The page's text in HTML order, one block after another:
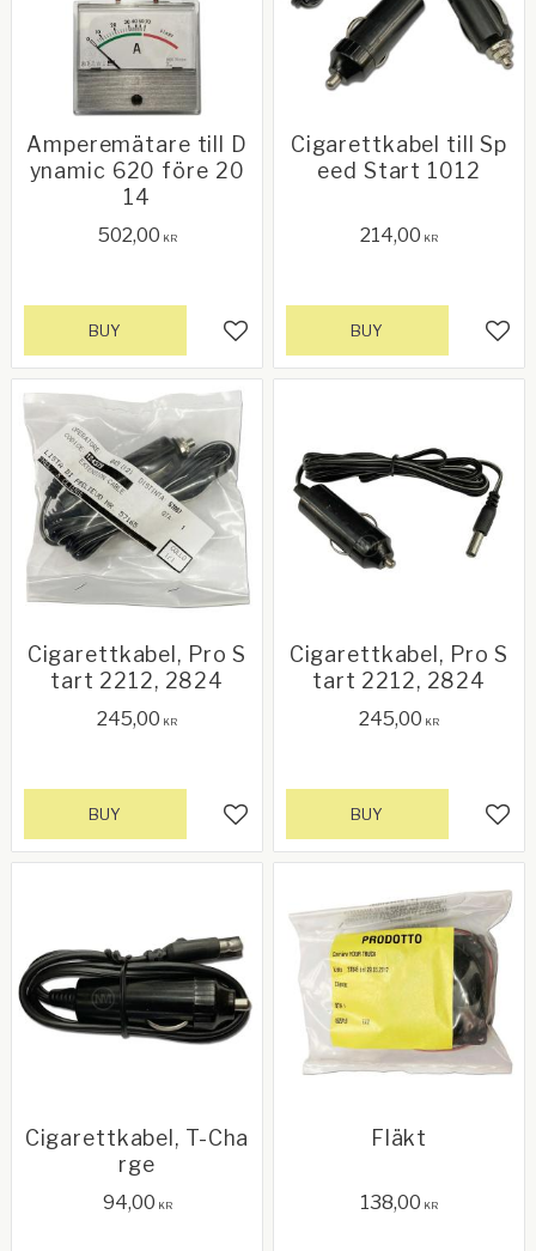
Amperemätare till D
ynamic 620 före 20
14
502,00 KR
Add to favorites
BUY
Cigarettkabel till Sp
eed Start 1012
214,00 KR
BUY
Cigarettkabel, Pro S
tart 2212, 2824
245,00 KR
Add to favorites
BUY
Cigarettkabel, Pro S
tart 2212, 2824
245,00 KR
BUY
Cigarettkabel, T-Cha
rge
94,00 KR
Fläkt
138,00 KR